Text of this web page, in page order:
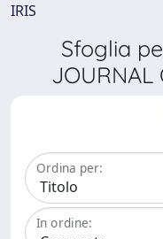
IRIS
Sfoglia
JOURNAL
Ordina per:
In ordine: